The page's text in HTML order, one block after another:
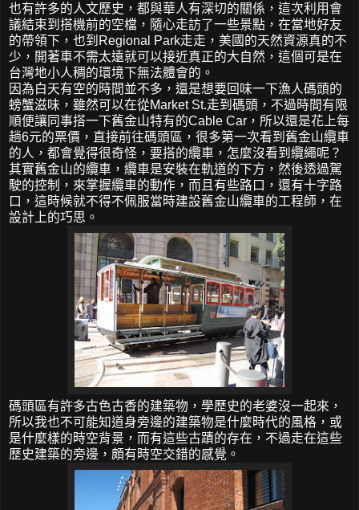
也有許多的人文歷史，都與華人有深切的關係，這次利用會
議結束到搭機前的空檔，隨心走訪了一些景點，在當地好友
的帶領下，也到Regional Park走走，美國的天然資源真的不
少，開著車不需太遠就可以接近真正的大自然，這個可是在
台灣地小人稠的環境下無法體會的。
因為白天有空的時間並不多，還是想要回味一下漁人碼頭的
螃蟹滋味，雖然可以在從Market St.走到碼頭，不過時間有限
順便讓同事搭一下舊金山特有的Cable Car，所以還是花上每
趟6元的票價，直接前往碼頭區，很多第一次看到舊金山纜車
的人，都會覺得很奇怪，要搭的纜車，怎麼沒看到纜繩呢？
其實舊金山的纜車，纜車是安裝在軌道的下方，然後透過駕
駛的控制，來掌握纜車的動作，而且有些路口，還有十字路
口，這時候就不得不佩服當時建設舊金山纜車的工程師，在
設計上的巧思。
碼頭區有許多古色古香的建築物，學歷史的老婆沒一起來，
所以我也不可能知道身旁邊的建築物是什麼時代的風格，或
是什麼樣的時空背景，而有這些古蹟的存在，不過走在這些
歷史建築的旁邊，頗有時空交錯的感覺。